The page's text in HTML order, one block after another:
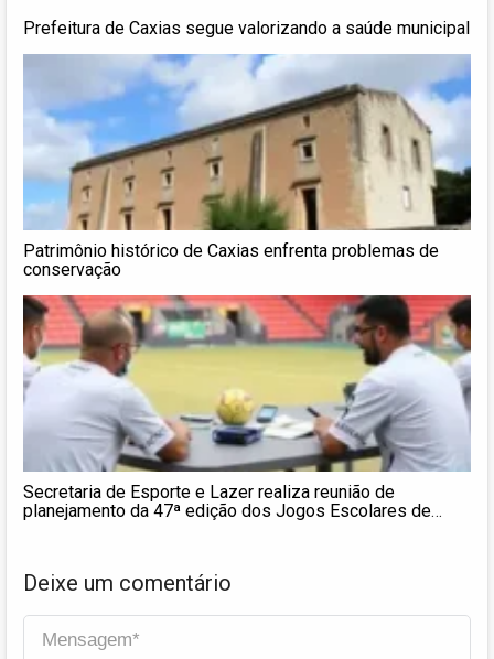
Prefeitura de Caxias segue valorizando a saúde municipal
Patrimônio histórico de Caxias enfrenta problemas de
conservação
Secretaria de Esporte e Lazer realiza reunião de
planejamento da 47ª edição dos Jogos Escolares de
Deixe um comentário